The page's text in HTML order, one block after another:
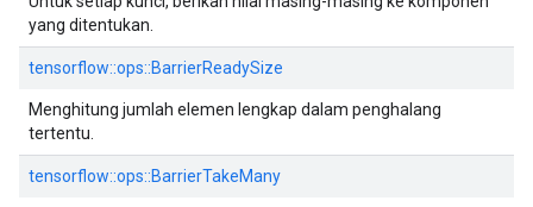
yang ditentukan.
tensorflow::ops::BarrierReadySize
Menghitung jumlah elemen lengkap dalam penghalang
tertentu.
tensorflow::ops::BarrierTakeMany